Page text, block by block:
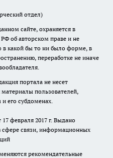
отдел)
сайте, охраняется в
об авторском праве и не
какой бы то ни было форме, в
переработке не иначе
портала не несет
пользователей,
его субдоменах.
17 февраля 2017 г. Выдано
сфере связи, информационных
рекомендательные